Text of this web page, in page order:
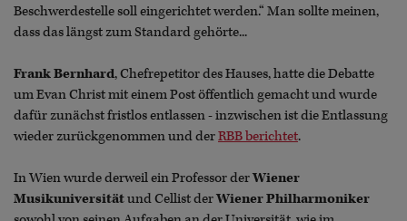
Beschwerdestelle soll eingerichtet werden.“ Man sollte meinen,
dass das längst zum Standard gehörte...
Frank Bernhard, Chefrepetitor des Hauses, hatte die Debatte
um Evan Christ mit einem Post öffentlich gemacht und wurde
dafür zunächst fristlos entlassen - inzwischen ist die Entlassung
wieder zurückgenommen und derRBB berichtet.
In Wien wurde derweil ein Professor derWiener
Musikuniversitätund Cellist derWiener Philharmoniker